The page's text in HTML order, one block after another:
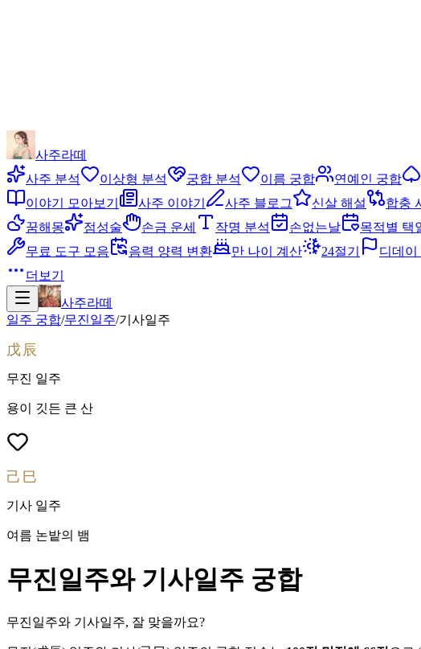
사주라떼
사주 분석
이상형 분석 궁합 분석 이름 궁합 연예인 궁합
이야기 모아보기
사주 이야기 사주 블로그 신살 해설 합충
꿈해몽
점성술 손금 운세 작명 분석 손없는날 목적별 택
무료 도구 모음
음력 양력 변환 만 나이 계산 24절기 디데이
더보기
사주라떼
일주 궁합/무진일주/기사일주
戊辰
무진 일주
용이 깃든 큰 산
己巳
기사 일주
여름 논밭의 뱀
무진일주와 기사일주 궁합
무진일주와 기사일주, 잘 맞을까요?